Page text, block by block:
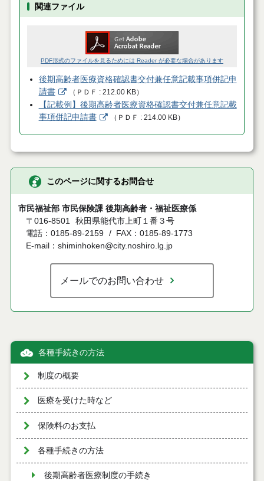
関連ファイル
PDF形式のファイルを見るためには Reader が必要な場合があります
後期高齢者医療資格確認書交付兼任意記載事項併記申
請書
（ ＰＤＦ 212.00 KB）
【記載例】後期高齢者医療資格確認書交付兼任意記載
事項併記申請書
（ ＰＤＦ 214.00 KB）
このページに関するお問合せ
市民福祉部 市民保険課 後期高齢者・福祉医療係
〒016-8501
秋田県能代市上町１番３号
電話：0185-89-2159
FAX：0185-89-1773
E-mail：shiminhoken@city.noshiro.lg.jp
メールでのお問い合わせ
各種手続きの方法
制度の概要
医療を受けた時など
保険料のお支払
各種手続きの方法
後期高齢者医療制度の手続き